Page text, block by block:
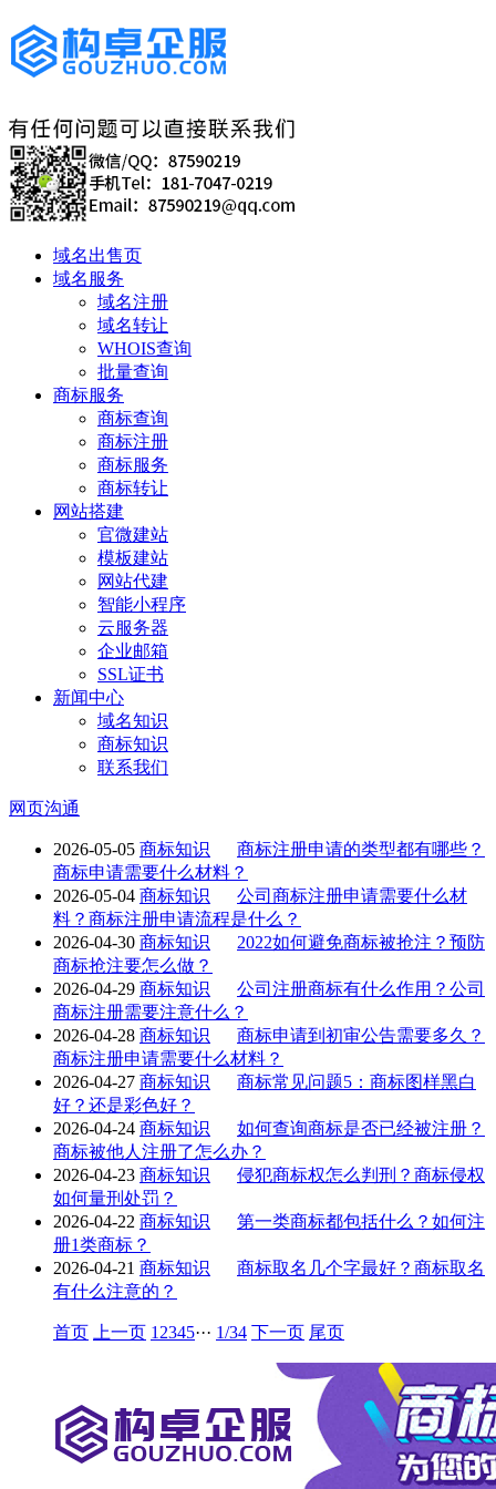
域名出售页
域名服务
域名注册
域名转让
WHOIS查询
批量查询
商标服务
商标查询
商标注册
商标服务
商标转让
网站搭建
官微建站
模板建站
网站代建
智能小程序
云服务器
企业邮箱
SSL证书
新闻中心
域名知识
商标知识
联系我们
网页沟通
2026-05-05 商标知识
商标注册申请的类型都有哪些？
商标申请需要什么材料？
2026-05-04 商标知识
公司商标注册申请需要什么材
料？商标注册申请流程是什么？
2026-04-30 商标知识
2022如何避免商标被抢注？预防
商标抢注要怎么做？
2026-04-29 商标知识
公司注册商标有什么作用？公司
商标注册需要注意什么？
2026-04-28 商标知识
商标申请到初审公告需要多久？
商标注册申请需要什么材料？
2026-04-27 商标知识
商标常见问题5：商标图样黑白
好？还是彩色好？
2026-04-24 商标知识
如何查询商标是否已经被注册？
商标被他人注册了怎么办？
2026-04-23 商标知识
侵犯商标权怎么判刑？商标侵权
如何量刑处罚？
2026-04-22 商标知识
第一类商标都包括什么？如何注
册1类商标？
2026-04-21 商标知识
商标取名几个字最好？商标取名
有什么注意的？
首页 上一页 1 2345··· 1/34 下一页 尾页